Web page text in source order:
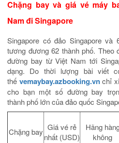
Chặng bay và giá vé máy
Nam đi Singapore
Singapore có đảo Singapore và
tương đương 62 thành phố. Theo
đường bay từ Việt Nam tới
dạng. Do thời lượng bài viết
thế vemaybay.azbooking.vnchỉ
cho bạn một số đường bay
thành phố lớn của đảo quốc
Chặng bay Giá vé rẻ
nhất (USD)
Hãng
không